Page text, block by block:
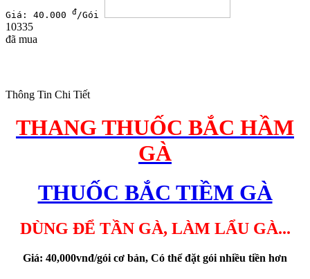
Giá: 40.000 đ/Gói
10335
đã mua
Thông Tin Chi Tiết
THANG THUỐC BẮC HẦM
GÀ
THUỐC BẮC TIỀM GÀ
DÙNG ĐỂ TẦN GÀ, LÀM LẨU GÀ...
Giá: 40,000vnđ/gói cơ bản, Có thể đặt gói nhiều tiền hơn